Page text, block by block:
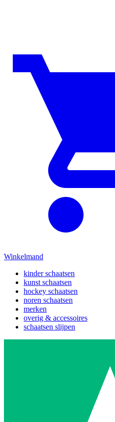
Winkelmand
kinder schaatsen
kunst schaatsen
hockey schaatsen
noren schaatsen
merken
overig & accessoires
schaatsen slijpen